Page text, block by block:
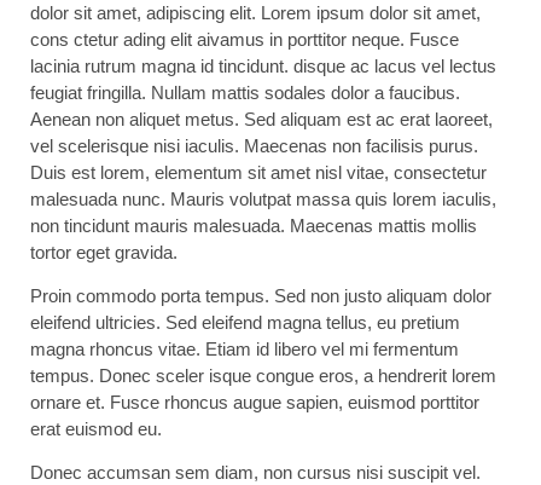
dolor sit amet, adipiscing elit. Lorem ipsum dolor sit amet,
cons ctetur ading elit aivamus in porttitor neque. Fusce
lacinia rutrum magna id tincidunt. disque ac lacus vel lectus
feugiat fringilla. Nullam mattis sodales dolor a faucibus.
Aenean non aliquet metus. Sed aliquam est ac erat laoreet,
vel scelerisque nisi iaculis. Maecenas non facilisis purus.
Duis est lorem, elementum sit amet nisl vitae, consectetur
malesuada nunc. Mauris volutpat massa quis lorem iaculis,
non tincidunt mauris malesuada. Maecenas mattis mollis
tortor eget gravida.
Proin commodo porta tempus. Sed non justo aliquam dolor
eleifend ultricies. Sed eleifend magna tellus, eu pretium
magna rhoncus vitae. Etiam id libero vel mi fermentum
tempus. Donec sceler isque congue eros, a hendrerit lorem
ornare et. Fusce rhoncus augue sapien, euismod porttitor
erat euismod eu.
Donec accumsan sem diam, non cursus nisi suscipit vel.